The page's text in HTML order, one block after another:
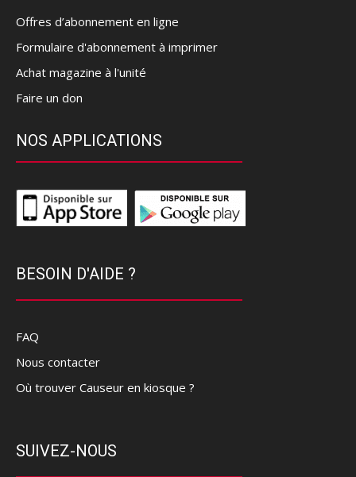
Offres d’abonnement en ligne
Formulaire d'abonnement à imprimer
Achat magazine à l'unité
Faire un don
NOS APPLICATIONS
BESOIN D'AIDE ?
FAQ
Nous contacter
Où trouver Causeur en kiosque ?
SUIVEZ-NOUS